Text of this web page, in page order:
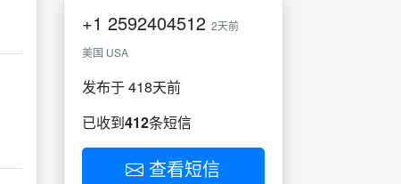
+1 2592404512 2天前
美国 USA
发布于 418天前
已收到412条短信
查看短信